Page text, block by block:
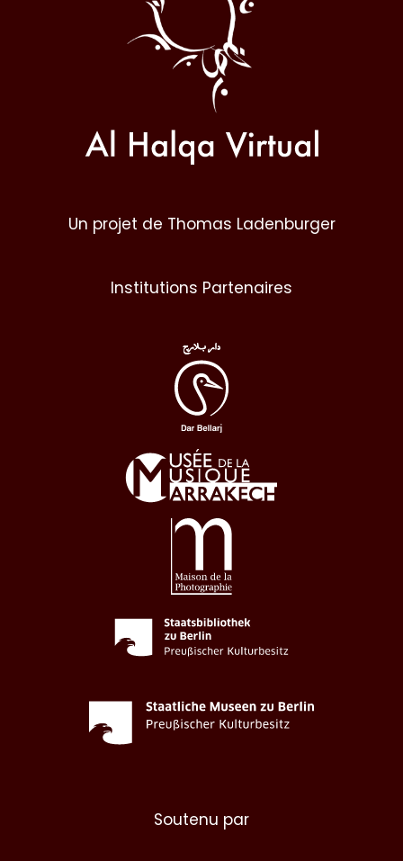
Un projet de Thomas Ladenburger
Institutions Partenaires
Soutenu par